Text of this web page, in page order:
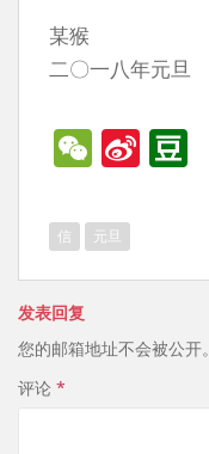
某猴
二〇一八年元旦
W
C
h
Si
b n
信 元旦
发表回复
您的邮箱地址不会被公开。
评论 *